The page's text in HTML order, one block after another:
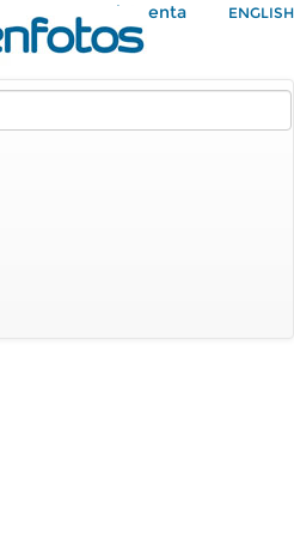
Mi Cuenta ENGLISH